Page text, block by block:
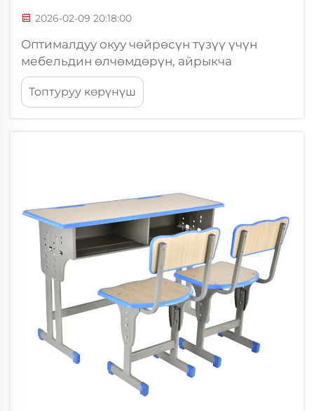
2026-02-09 20:18:00
Оптималдуу окуу чөйрөсүн түзүү үчүн
мебельдин өлчөмдөрүн, айрыкча
окуучулар үчүн туура окуу бөлмөсүнүн
үстөлү жана ортуктарын тандоо үчүн, тез
түшүнүүлүүлүк керек. Дүйнөнүн ар кыл
Топтуруу көрүнүш